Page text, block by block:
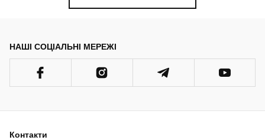
НАШІ СОЦІАЛЬНІ МЕРЕЖІ
Контакти